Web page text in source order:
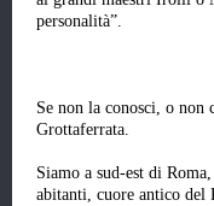
personalità”.
Se non la conosci, o non
Grottaferrata.
Siamo a sud-est di
abitanti, cuore antico del